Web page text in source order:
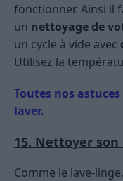
fonctionner. Ainsi il
un nettoyage de
un cycle à vide avec
Utilisez la
Toutes nos
laver.
15. Nettoyer
Comme le lave-